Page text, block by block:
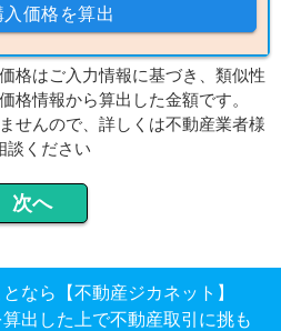
価格を算出
格はご入力情報に基づき、類似性
格情報から算出した金額です。
せんので、詳しくは不動産業者様
談ください
なら【不動産ジカネット】
出した上で不動産取引に挑も